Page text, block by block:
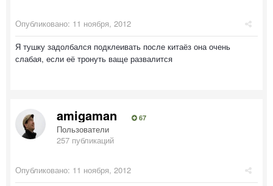
Опубликовано: 11 ноября, 2012
Я тушку задолбался подклеивать после китаёз она очень
слабая, если её тронуть ваще развалится
amigaman 67
Пользователи
257 публикаций
Опубликовано: 11 ноября, 2012